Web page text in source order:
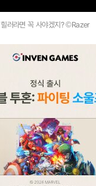
힐러라면 꼭 사야겠지? ©Razer